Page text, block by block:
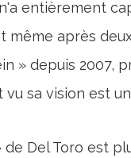
entièrement
même après
» depuis 2007,
sa vision est
Del Toro est